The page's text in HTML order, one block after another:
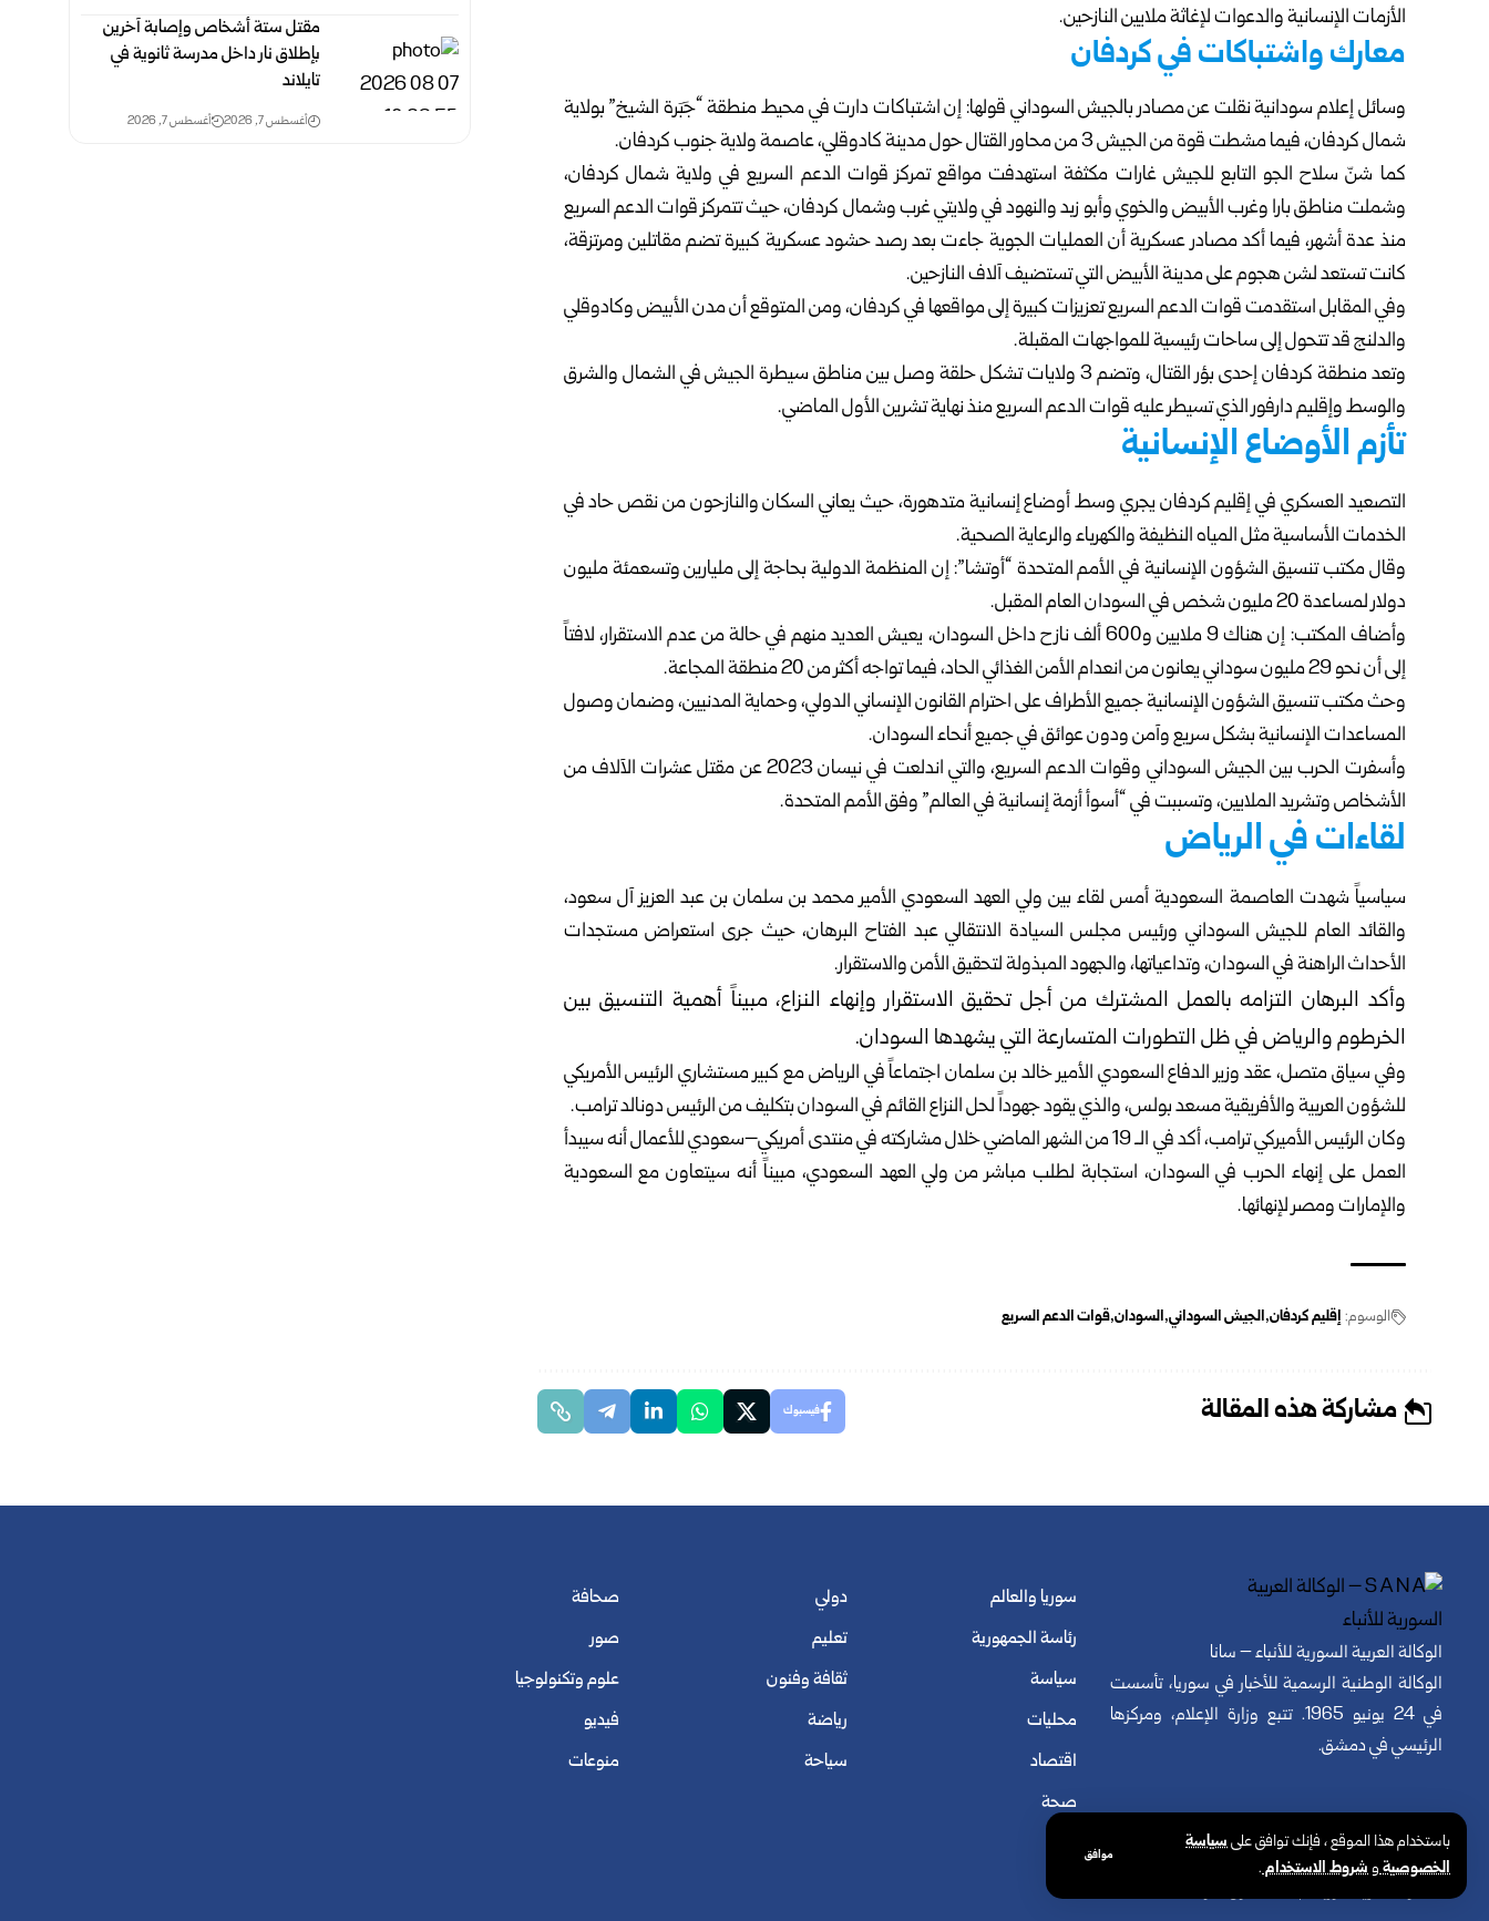
باستخدام هذا الموقع ، فإنك توافق علىسياسة
الخصوصيةوشروط الاستخدام.
موافق
الأزمات الإنسانية والدعوات لإغاثة ملايين النازحين.
معارك واشتباكات في كردفان
وسائل إعلام سودانية نقلت عن مصادر بالجيش السوداني قولها: إن اشتباكات دارت في محيط منطقة “جَبَرة الشيخ” بولاية
شمال كردفان، فيما مشطت قوة من الجيش 3 من محاور القتال حول مدينة كادوقلي، عاصمة ولاية جنوب كردفان.
كما شنّ سلاح الجو التابع للجيش غارات مكثفة استهدفت مواقع تمركز قوات الدعم السريع في ولاية شمال كردفان،
وشملت مناطق بارا وغرب الأبيض والخوي وأبو زبد والنهود في ولايتي غرب وشمال كردفان، حيث تتمركز قوات الدعم السريع
منذ عدة أشهر، فيما أكد مصادر عسكرية أن العمليات الجوية جاءت بعد رصد حشود عسكرية كبيرة تضم مقاتلين ومرتزقة،
كانت تستعد لشن هجوم على مدينة الأبيض التي تستضيف آلاف النازحين.
وفي المقابل استقدمت قوات الدعم السريع تعزيزات كبيرة إلى مواقعها في كردفان، ومن المتوقع أن مدن الأبيض وكادوقلي
والدلنج قد تتحول إلى ساحات رئيسية للمواجهات المقبلة.
وتعد منطقة كردفان إحدى بؤر القتال، وتضم 3 ولايات تشكل حلقة وصل بين مناطق سيطرة الجيش في الشمال والشرق
والوسط وإقليم دارفور الذي تسيطر عليه قوات الدعم السريع منذ نهاية تشرين الأول الماضي.
تأزم الأوضاع الإنسانية
التصعيد العسكري في إقليم كردفان يجري وسط أوضاع إنسانية متدهورة، حيث يعاني السكان والنازحون من نقص حاد في
الخدمات الأساسية مثل المياه النظيفة والكهرباء والرعاية الصحية.
وقال مكتب تنسيق الشؤون الإنسانية في الأمم المتحدة “أوتشا”: إن المنظمة الدولية بحاجة إلى مليارين وتسعمئة مليون
دولار لمساعدة 20 مليون شخص في السودان العام المقبل.
وأضاف المكتب: إن هناك 9 ملايين و600 ألف نازح داخل السودان، يعيش العديد منهم في حالة من عدم الاستقرار، لافتاً
إلى أن نحو 29 مليون سوداني يعانون من انعدام الأمن الغذائي الحاد، فيما تواجه أكثر من 20 منطقة المجاعة.
وحث مكتب تنسيق الشؤون الإنسانية جميع الأطراف على احترام القانون الإنساني الدولي، وحماية المدنيين، وضمان وصول
المساعدات الإنسانية بشكل سريع وآمن ودون عوائق في جميع أنحاء السودان.
وأسفرت الحرب بين الجيش السوداني وقوات الدعم السريع، والتي اندلعت في نيسان 2023 عن مقتل عشرات الآلاف من
الأشخاص وتشريد الملايين، وتسببت في “أسوأ أزمة إنسانية في العالم” وفق الأمم المتحدة.
لقاءات في الرياض
سياسياً شهدت العاصمة السعودية أمس لقاء بين ولي العهد السعودي الأمير محمد بن سلمان بن عبد العزيز آل سعود،
والقائد العام للجيش السوداني ورئيس مجلس السيادة الانتقالي عبد الفتاح البرهان، حيث جرى استعراض مستجدات
الأحداث الراهنة في السودان، وتداعياتها، والجهود المبذولة لتحقيق الأمن والاستقرار.
وأكد البرهان التزامه بالعمل المشترك من أجل تحقيق الاستقرار وإنهاء النزاع، مبيناً أهمية التنسيق بين
الخرطوم والرياض في ظل التطورات المتسارعة التي يشهدها السودان.
وفي سياق متصل، عقد وزير الدفاع السعودي الأمير خالد بن سلمان اجتماعاً في الرياض مع كبير مستشاري الرئيس الأمريكي
للشؤون العربية والأفريقية مسعد بولس، والذي يقود جهوداً لحل النزاع القائم في السودان بتكليف من الرئيس دونالد ترامب.
وكان الرئيس الأميركي ترامب، أكد في الـ 19 من الشهر الماضي خلال مشاركته في منتدى أمريكي–سعودي للأعمال أنه سيبدأ
العمل على إنهاء الحرب في السودان، استجابة لطلب مباشر من ولي العهد السعودي، مبيناً أنه سيتعاون مع السعودية
والإمارات ومصر لإنهائها.
الوسوم: إقليم كردفان الجيش السوداني السودان قوات الدعم السريع
مشاركة هذه المقالة فيسبوك
مقتل ستة أشخاص وإصابة آخرين
بإطلاق نار داخل مدرسة ثانوية في
تايلاند
أغسطس 7, 2026 أغسطس 7, 2026
الوكالة العربية السورية للأنباء – سانا
الوكالة الوطنية الرسمية للأخبار في سوريا، تأسست
في 24 يونيو 1965. تتبع وزارة الإعلام، ومركزها
الرئيسي في دمشق.
سوريا والعالم
رئاسة الجمهورية
سياسة
محليات
اقتصاد
صحة
دولي
تعليم
ثقافة وفنون
رياضة
سياحة
صحافة
صور
علوم وتكنولوجيا
فيديو
منوعات